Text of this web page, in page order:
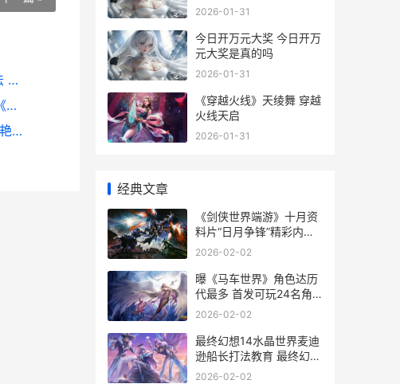
晋江文学城怎么做笔记封面 笔记封面制做方法 晋江文学城怎么投稿
《无限暖暖》1.8版本丹青季 | 版本内容一览 《无限暖暖》1.10季爆料
雅韵匠心织华服 《剑网3缘起》十一月新品惊艳公布了 雅韵服装
2026-01-31
今日开万元大奖 今日开万
元大奖是真的吗
2026-01-31
《穿越火线》天绫舞 穿越
火线天启
2026-01-31
经典文章
《剑侠世界端游》十月资
料片“日月争锋”精彩内容
抢先看 《剑侠世界端游怎
2026-02-02
曝《马车世界》角色达历
代最多 首发可玩24名角
色 马车是啥游戏
2026-02-02
最终幻想14水晶世界麦迪
逊船长打法教育 最终幻想
14手游官网
2026-02-02